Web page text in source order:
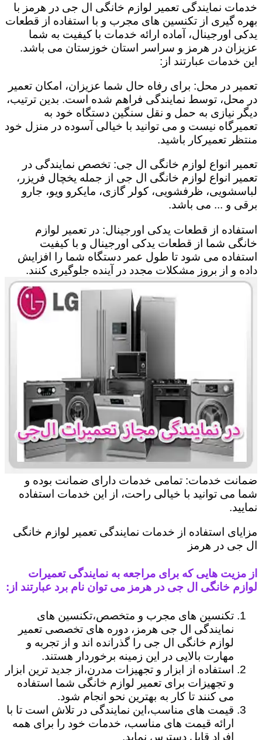
خدمات نمایندگی تعمیر لوازم خانگی ال جی در هرمز با
بهره گیری از تکنسین های مجرب و با استفاده از قطعات
یدکی اورجینال، آماده ارائه خدمات با کیفیت به شما
عزیزان در هرمز و سراسر استان خوزستان می باشد.
این خدمات عبارتند از:
تعمیر در محل: برای رفاه حال شما عزیزان، امکان تعمیر
در محل، توسط نمایندگی فراهم شده است. بدین ترتیب،
دیگر نیازی به حمل و نقل سنگین دستگاه خود به
تعمیرگاه نیست و می توانید با خیالی آسوده در منزل خود
منتظر تعمیرکار باشید.
تعمیر انواع لوازم خانگی ال جی: تخصص نمایندگی در
تعمیر انواع لوازم خانگی ال جی از جمله یخچال فریزر،
لباسشویی، ظرفشویی، کولر گازی، مایکرو ویو، جارو
برقی و ... می باشد.
استفاده از قطعات یدکی اورجینال: در تعمیر لوازم
خانگی شما از قطعات یدکی اورجینال و با کیفیت
استفاده می شود تا طول عمر دستگاه شما را افزایش
داده و از بروز مشکلات مجدد در آینده جلوگیری کنند.
ضمانت خدمات: تمامی خدمات دارای ضمانت بوده و
شما می توانید با خیالی راحت، از این خدمات استفاده
نمایید.
مزایای استفاده از خدمات نمایندگی تعمیر لوازم خانگی
ال جی در هرمز
از مزیت هایی که برای مراجعه به نمایندگی تعمیرات
لوازم خانگی ال جی در هرمز می توان نام برد عبارتند از:
تکنسین های مجرب و متخصص،تکنسین های
نمایندگی ال جی هرمز، دوره های تخصصی تعمیر
لوازم خانگی ال جی را گذرانده اند و از تجربه و
مهارت بالایی در این زمینه برخوردار هستند.
استفاده از ابزار و تجهیزات مدرن،از جدید ترین ابزار
و تجهیزات برای تعمیر لوازم خانگی شما استفاده
می کنند تا کار به بهترین نحو انجام شود.
قیمت های مناسب،این نمایندگی در تلاش است تا با
ارائه قیمت های مناسب، خدمات خود را برای همه
افراد قابل دسترس نماید.